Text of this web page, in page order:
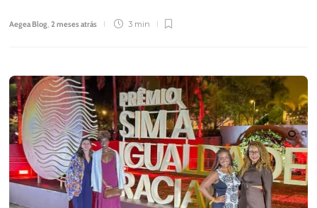
Aegea Blog,2 meses atrás 3 min